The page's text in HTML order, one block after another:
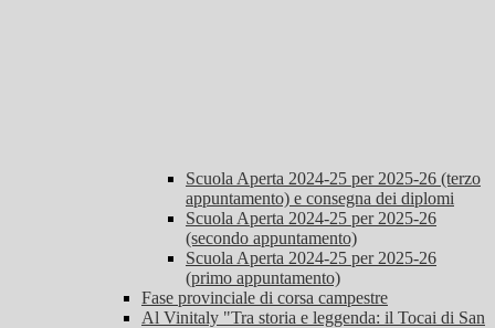
Scuola Aperta 2024-25 per 2025-26 (terzo
appuntamento) e consegna dei diplomi
Scuola Aperta 2024-25 per 2025-26
(secondo appuntamento)
Scuola Aperta 2024-25 per 2025-26
(primo appuntamento)
Fase provinciale di corsa campestre
Al Vinitaly "Tra storia e leggenda: il Tocai di San